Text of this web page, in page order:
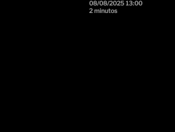
08/08/2025 13:00
2 minutos